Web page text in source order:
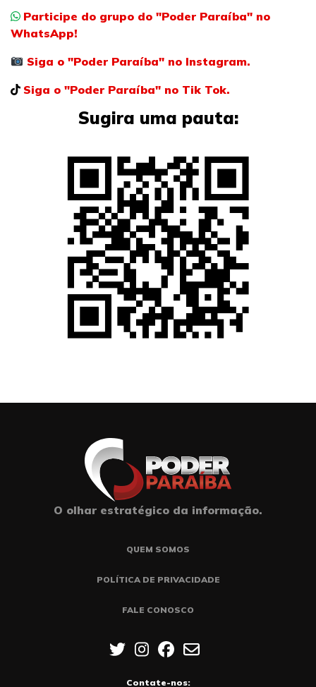
Participe do grupo do "Poder Paraíba" no
WhatsApp!
Siga o "Poder Paraíba" no Instagram.
Siga o "Poder Paraíba" no Tik Tok.
Sugira uma pauta:
O olhar estratégico da informação.
QUEM SOMOS
POLÍTICA DE PRIVACIDADE
FALE CONOSCO
Contate-nos: